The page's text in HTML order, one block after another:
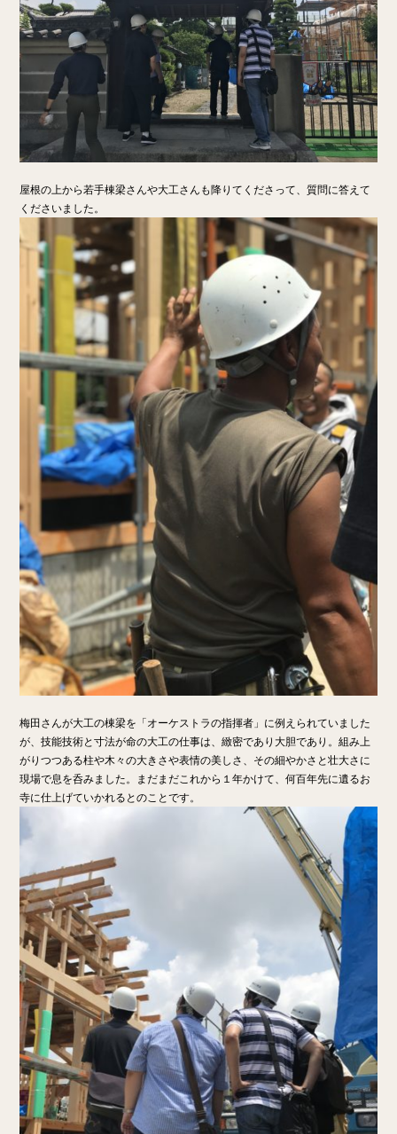
屋根の上から若手棟梁さんや大工さんも降りてくださって、質問に答えて
くださいました。
梅田さんが大工の棟梁を「オーケストラの指揮者」に例えられていました
が、技能技術と寸法が命の大工の仕事は、緻密であり大胆であり。組み上
がりつつある柱や木々の大きさや表情の美しさ、その細やかさと壮大さに
現場で息を呑みました。まだまだこれから１年かけて、何百年先に遺るお
寺に仕上げていかれるとのことです。